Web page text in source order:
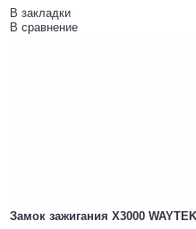
В закладки
В сравнение
Замок зажигания X3000